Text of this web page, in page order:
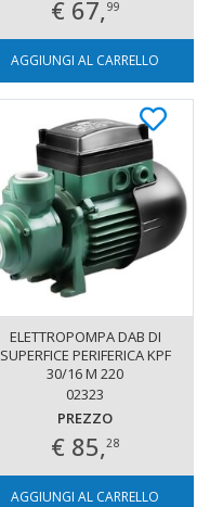
€ 67,99
AGGIUNGI AL CARRELLO
ELETTROPOMPA DAB DI
SUPERFICE PERIFERICA KPF
30/16 M 220
02323
PREZZO
€ 85,28
AGGIUNGI AL CARRELLO